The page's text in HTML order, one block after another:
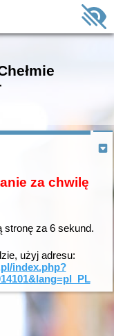
za chwilę
stronę za 6sekund.
użyj adresu:
index.php?